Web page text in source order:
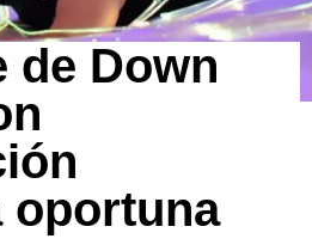
de Down
oportuna